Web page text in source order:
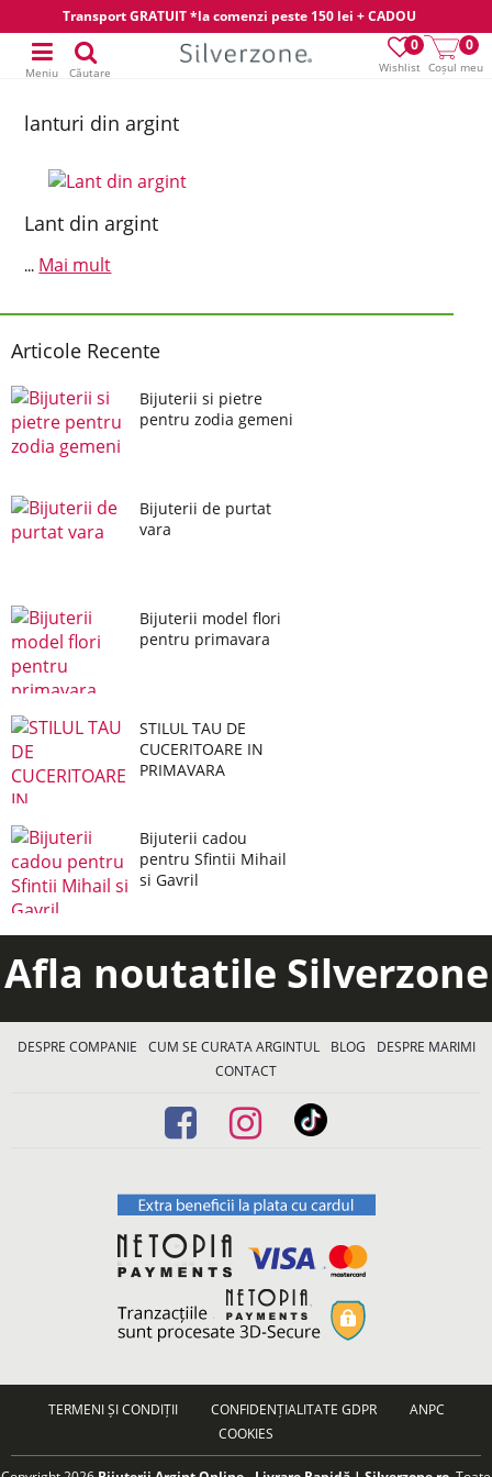
Transport GRATUIT *la comenzi peste 150 lei + CADOU
Wishlist
0
Coșul meu
0
Meniu Căutare
lanturi din argint
Lant din argint
... Mai mult
Articole Recente
Bijuterii si pietre
pentru zodia gemeni
Bijuterii de purtat
vara
Bijuterii model flori
pentru primavara
STILUL TAU DE
CUCERITOARE IN
PRIMAVARA
Bijuterii cadou
pentru Sfintii Mihail
si Gavril
Afla noutatile Silverzone
DESPRE COMPANIE CUM SE CURATA ARGINTUL BLOG
DESPRE MARIMI
CONTACT
TERMENI ȘI CONDIȚII CONFIDENȚIALITATE GDPR
ANPC
COOKIES